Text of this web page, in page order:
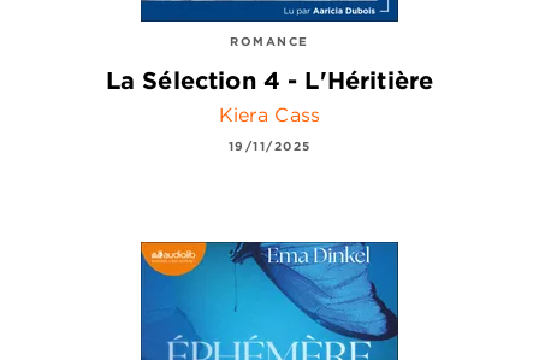
ROMANCE
La Sélection 4 - L'Héritière
Kiera Cass
19/11/2025